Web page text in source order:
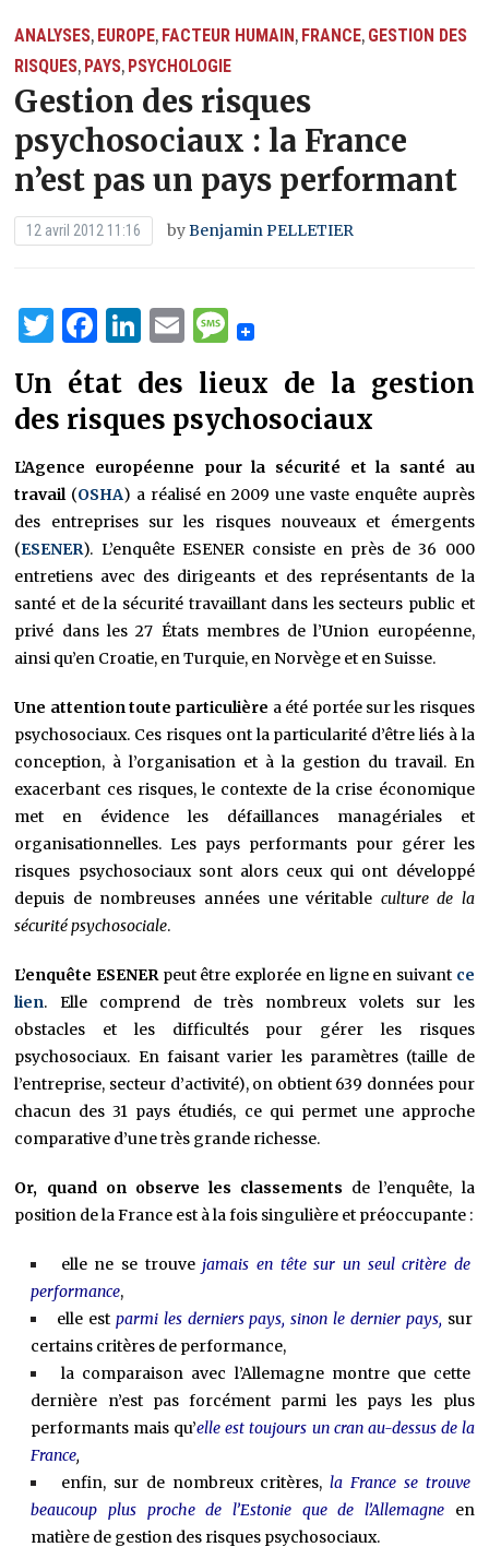
ANALYSES, EUROPE, FACTEUR HUMAIN , FRANCE, GESTION DES
RISQUES, PAYS, PSYCHOLOGIE
Gestion des risques
psychosociaux : la France
n’est pas un pays performant
12 avril 2012 11:16 byBenjamin PELLETIER
Twitter
Facebook
LinkedIn
EmailMessage
Un état des lieux de la gestion
des risques psychosociaux
L’Agence européenne pour la sécurité et la santé au
travail(OSHA) a réalisé en 2009 une vaste enquête auprès
des entreprises sur les risques nouveaux et émergents
(ESENER). L’enquête ESENER consiste en près de 36 000
entretiens avec des dirigeants et des représentants de la
santé et de la sécurité travaillant dans les secteurs public et
privé dans les 27 États membres de l’Union européenne,
ainsi qu’en Croatie, en Turquie, en Norvège et en Suisse.
Une attention toute particulière a été portée sur les risques
psychosociaux. Ces risques ont la particularité d’être liés à la
conception, à l’organisation et à la gestion du travail. En
exacerbant ces risques, le contexte de la crise économique
met en évidence les défaillances managériales et
organisationnelles. Les pays performants pour gérer les
risques psychosociaux sont alors ceux qui ont développé
depuis de nombreuses années une véritable culture de la
sécurité psychosociale.
L’enquête ESENERpeut être explorée en ligne en suivant ce
lien. Elle comprend de très nombreux volets sur les
obstacles et les difficultés pour gérer les risques
psychosociaux. En faisant varier les paramètres (taille de
l’entreprise, secteur d’activité), on obtient 639 données pour
chacun des 31 pays étudiés, ce qui permet une approche
comparative d’une très grande richesse.
Or, quand on observe les classements de l’enquête, la
position de la France est à la fois singulière et préoccupante :
elle ne se trouve jamais en tête sur un seul critère de
performance,
elle est parmi les derniers pays, sinon le dernier pays, sur
certains critères de performance,
la comparaison avec l’Allemagne montre que cette
dernière n’est pas forcément parmi les pays les plus
performants mais qu’elle est toujours un cran au-dessus de la
France,
enfin, sur de nombreux critères,la France se trouve
beaucoup plus proche de l’Estonie que de l’Allemagneen
matière de gestion des risques psychosociaux.